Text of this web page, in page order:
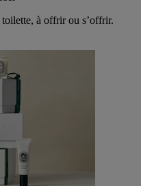
à offrir ou s’offrir.